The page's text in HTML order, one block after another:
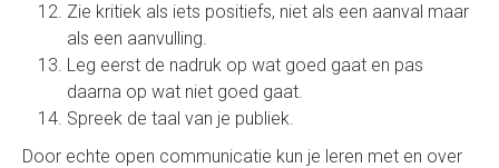
Zie kritiek als iets positiefs, niet als een aanval maar
als een aanvulling.
Leg eerst de nadruk op wat goed gaat en pas
daarna op wat niet goed gaat.
Spreek de taal van je publiek.
Door echte open communicatie kun je leren met en over